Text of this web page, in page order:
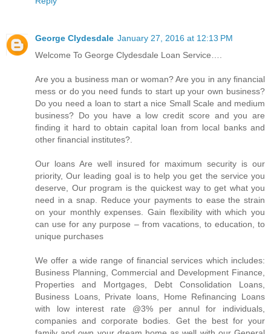
George Clydesdale January 27, 2016 at 12:13 PM
Welcome To George Clydesdale Loan Service….
Are you a business man or woman? Are you in any financial
mess or do you need funds to start up your own business?
Do you need a loan to start a nice Small Scale and medium
business? Do you have a low credit score and you are
finding it hard to obtain capital loan from local banks and
other financial institutes?.
Our loans Are well insured for maximum security is our
priority, Our leading goal is to help you get the service you
deserve, Our program is the quickest way to get what you
need in a snap. Reduce your payments to ease the strain
on your monthly expenses. Gain flexibility with which you
can use for any purpose – from vacations, to education, to
unique purchases
We offer a wide range of financial services which includes:
Business Planning, Commercial and Development Finance,
Properties and Mortgages, Debt Consolidation Loans,
Business Loans, Private loans, Home Refinancing Loans
with low interest rate @3% per annul for individuals,
companies and corporate bodies. Get the best for your